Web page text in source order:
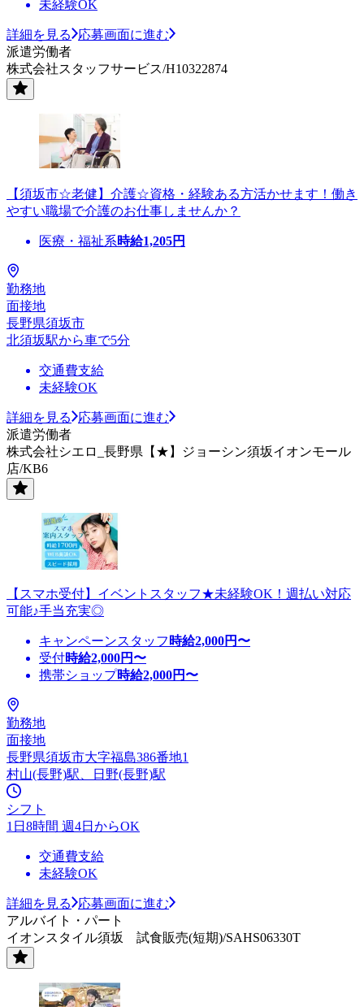
未経験OK
詳細を見る
応募画面に進む
派遣労働者
株式会社スタッフサービス/H10322874
【須坂市☆老健】介護☆資格・経験ある方活かせます！働き
やすい職場で介護のお仕事しませんか？
医療・福祉系時給1,205円
勤務地
面接地
長野県須坂市
北須坂駅から車で5分
交通費支給
未経験OK
詳細を見る
応募画面に進む
派遣労働者
株式会社シエロ_長野県【★】ジョーシン須坂イオンモール
店/KB6
【スマホ受付】イベントスタッフ★未経験OK！週払い対応
可能♪手当充実◎
キャンペーンスタッフ 時給2,000円〜
受付時給2,000円〜
携帯ショップ時給2,000円〜
勤務地
面接地
長野県須坂市大字福島386番地1
村山(長野)駅、日野(長野)駅
シフト
1日8時間 週4日からOK
交通費支給
未経験OK
詳細を見る
応募画面に進む
アルバイト・パート
イオンスタイル須坂 試食販売(短期)/SAHS06330T